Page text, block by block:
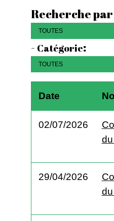
Recherche
TOUTES
- Catégorie:
TOUTES
Date
02/07/2026
29/04/2026